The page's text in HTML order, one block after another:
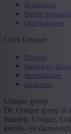
Hr-diensten
Online
Onze kantoren
Over Unique
Divisies
Werken bij
Specialisaties
Studenten
Unique groep
De Unique groep is
bundelt: Unique,
kennis- en